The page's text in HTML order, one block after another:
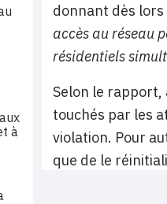
donnant dès lors
accès au réseau
résidentiels
Selon le rapport,
touchés par les
violation. Pour
que de le
à